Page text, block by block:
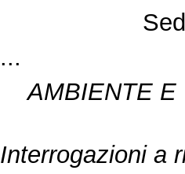
...
AMBIENTE E
Interrogazioni a